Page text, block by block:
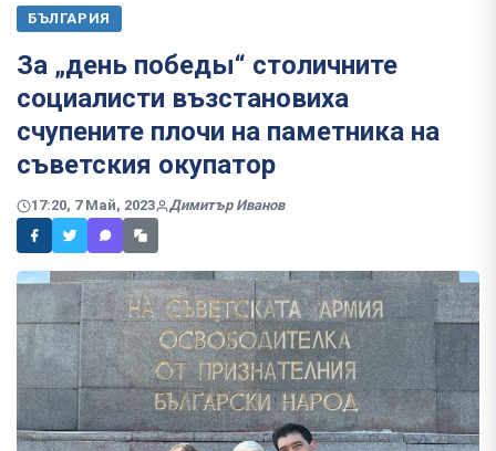
БЪЛГАРИЯ
За „день победы“ столичните
социалисти възстановиха
счупените плочи на паметника на
съветския окупатор
17:20, 7 Май, 2023 Димитър Иванов